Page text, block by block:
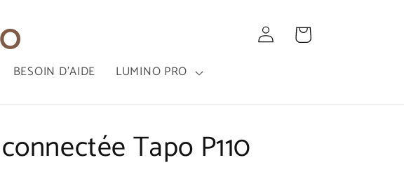
BESOIN D'AIDE LUMINO PRO
Connexion Panier
Tapo P110